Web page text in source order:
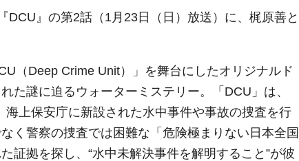
』の第2話（1月23日（日）放送）に、梶原善と
（Deep Crime Unit）」を舞台にしたオリジナルド
た謎に迫るウォーターミステリー。「DCU」は、
上保安庁に新設された水中事件や事故の捜査を行
く警察の捜査では困難な「危険極まりない日本全国
証拠を探し、“水中未解決事件を解明すること”が彼